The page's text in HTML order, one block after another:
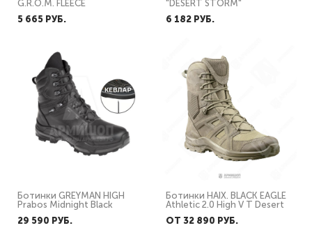
G.R.O.M. FLEECE
5 665 PУБ.
"DESERT STORM"
6 182 PУБ.
Ботинки GREYMAN HIGH
Prabos Midnight Black
29 590 PУБ.
Ботинки HAIX. BLACK EAGLE
Athletic 2.0 High V T Desert
ОТ 32 890 PУБ.